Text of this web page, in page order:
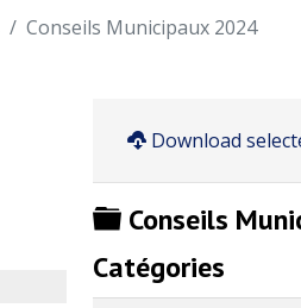
Conseils Municipaux 2024
Download
Dossier
Conseils
Catégories